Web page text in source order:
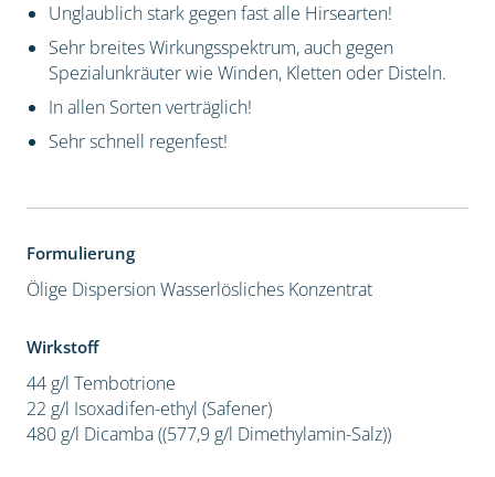
Unglaublich stark gegen fast alle Hirsearten!
Sehr breites Wirkungsspektrum, auch gegen
Spezialunkräuter wie Winden, Kletten oder Disteln.
In allen Sorten verträglich!
Sehr schnell regenfest!
Formulierung
Ölige DispersionWasserlösliches Konzentrat
Wirkstoff
44 g/l Tembotrione
22 g/l Isoxadifen-ethyl (Safener)
480 g/l Dicamba ((577,9 g/l Dimethylamin-Salz))